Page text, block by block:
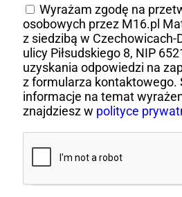
Wyrażam zgodę na
osobowych przez M16.pl
z siedzibą w Czechowicach-
ulicy Piłsudskiego 8, NIP
uzyskania odpowiedzi na
z formularza kontaktowego.
informacje na temat
znajdziesz w polityce